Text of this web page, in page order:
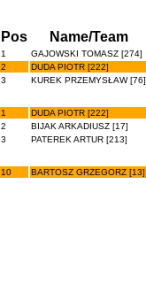
Pos
Name/Team
1 GAJOWSKI TOMASZ [274]
2
DUDA PIOTR [222]
3
KUREK PRZEMYSŁAW [76]
1 DUDA PIOTR [222]
2
BIJAK ARKADIUSZ [17]
3
PATEREK ARTUR [213]
10 BARTOSZ GRZEGORZ [13]